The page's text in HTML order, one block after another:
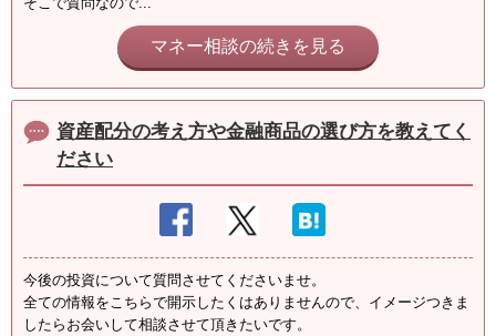
マネー相談の続きを見る
資産配分の考え方や金融商品の選び方を教えてく
ださい
今後の投資について質問させてくださいませ。
全ての情報をこちらで開示したくはありませんので、イメージつきま
したらお会いして相談させて頂きたいです。